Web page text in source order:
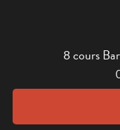
8 cours